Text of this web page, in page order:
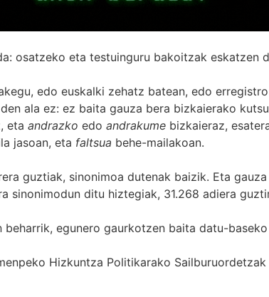
osatzeko eta testuinguru bakoitzak eskatzen
edo euskalki zehatz batean, edo
ala ez: ez baita gauza bera bizkaierako
eta andrazko edo andrakume bizkaieraz,
jasoan, eta faltsua behe-mailakoan.
guztiak, sinonimoa dutenak baizik. Eta
sinonimodun ditu hiztegiak, 31.268 adiera
egunero gaurkotzen baita datu-
Hizkuntza Politikarako